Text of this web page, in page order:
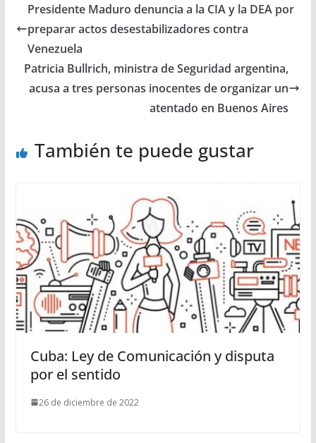
Presidente Maduro denuncia a la CIA y la DEA por
preparar actos desestabilizadores contra
Venezuela
Patricia Bullrich, ministra de Seguridad argentina,
acusa a tres personas inocentes de organizar un
atentado en Buenos Aires
También te puede gustar
Cuba: Ley de Comunicación y disputa
por el sentido
26 de diciembre de 2022